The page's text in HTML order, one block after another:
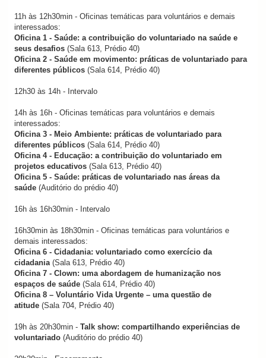
11h às 12h30min - Oficinas temáticas para voluntários e demais
interessados:
Oficina 1 - Saúde: a contribuição do voluntariado na saúde e
seus desafios (Sala 613, Prédio 40)
Oficina 2 - Saúde em movimento: práticas de voluntariado para
diferentes públicos (Sala 614, Prédio 40)
12h30 às 14h - Intervalo
14h às 16h - Oficinas temáticas para voluntários e demais
interessados:
Oficina 3 - Meio Ambiente: práticas de voluntariado para
diferentes públicos (Sala 614, Prédio 40)
Oficina 4 - Educação: a contribuição do voluntariado em
projetos educativos (Sala 613, Prédio 40)
Oficina 5 - Saúde: práticas de voluntariado nas áreas da
saúde (Auditório do prédio 40)
16h às 16h30min - Intervalo
16h30min às 18h30min - Oficinas temáticas para voluntários e
demais interessados:
Oficina 6 - Cidadania: voluntariado como exercício da
cidadania (Sala 613, Prédio 40)
Oficina 7 - Clown: uma abordagem de humanização nos
espaços de saúde (Sala 614, Prédio 40)
Oficina 8 – Voluntário Vida Urgente – uma questão de
atitude (Sala 704, Prédio 40)
19h às 20h30min - Talk show: compartilhando experiências de
voluntariado (Auditório do prédio 40)